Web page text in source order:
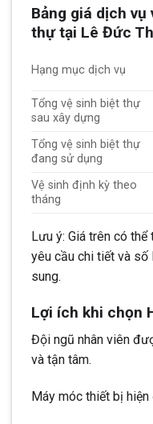
Bảng giá dịch
thự tại Lê Đức
Hạng mục dịch vụ
Tổng vệ sinh biệt thự
sau xây dựng
Tổng vệ sinh biệt thự
đang sử dụng
Vệ sinh định kỳ theo
tháng
Lưu ý: Giá trên có
yêu cầu chi tiết và
sung.
Lợi ích khi chọn
Đội ngũ nhân viên
và tận tâm.
Máy móc thiết bị